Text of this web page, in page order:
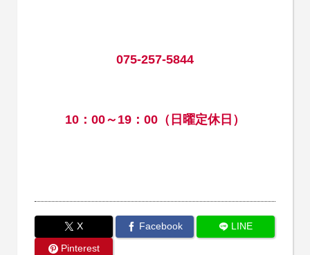
075-257-5844
10：00～19：00（日曜定休日）
X Facebook
LINE
Pinterest